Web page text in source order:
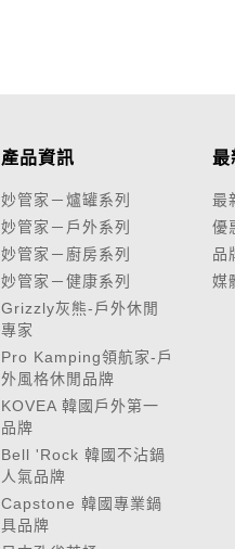
產品資訊
妙管家－爐罐系列
妙管家－戶外系列
妙管家－廚房系列
妙管家－健康系列
Grizzly灰熊-戶外休閒
專家
Pro Kamping領航家-戶
外風格休閒品牌
KOVEA 韓國戶外第一
品牌
Bell 'Rock 韓國不沾鍋
人氣品牌
Capstone 韓國專業鍋
具品牌
最
最
優
品
媒